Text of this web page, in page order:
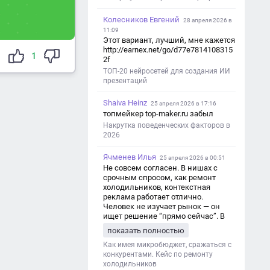
1
Колесников Евгений
28 апреля 2026 в
11:09
Этот вариант, лучший, мне кажется
http://earnex.net/go/d77e7814108315
2f
ТОП-20 нейросетей для создания ИИ
презентаций
Shaiva Heinz 25 апреля 2026 в 17:16
топмейкер top-maker.ru забыл
Накрутка поведенческих факторов в
2026
Ячменев Илья 25 апреля 2026 в 00:51
Не совсем согласен. В нишах с
срочным спросом, как ремонт
холодильников, контекстная
реклама работает отлично.
Человек не изучает рынок — он
ищет решение “прямо сейчас”. В
и ловит самый горячий трафик,
тогда как SEO в таких задачах
просто не успевает.
показать полностью
Как имея микробюджет, сражаться с
конкурентами. Кейс по ремонту
холодильников